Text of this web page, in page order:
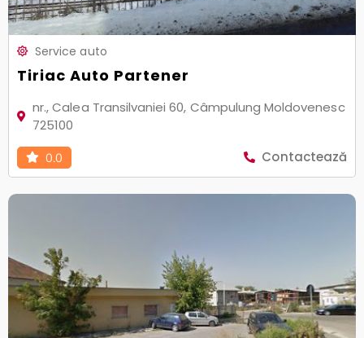
Service auto
Tiriac Auto Partener
nr., Calea Transilvaniei 60, Câmpulung Moldovenesc
725100
0.0 Contactează